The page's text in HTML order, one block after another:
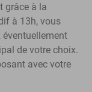
grâce à la
à 13h, vous
éventuellement
de votre choix.
avec votre